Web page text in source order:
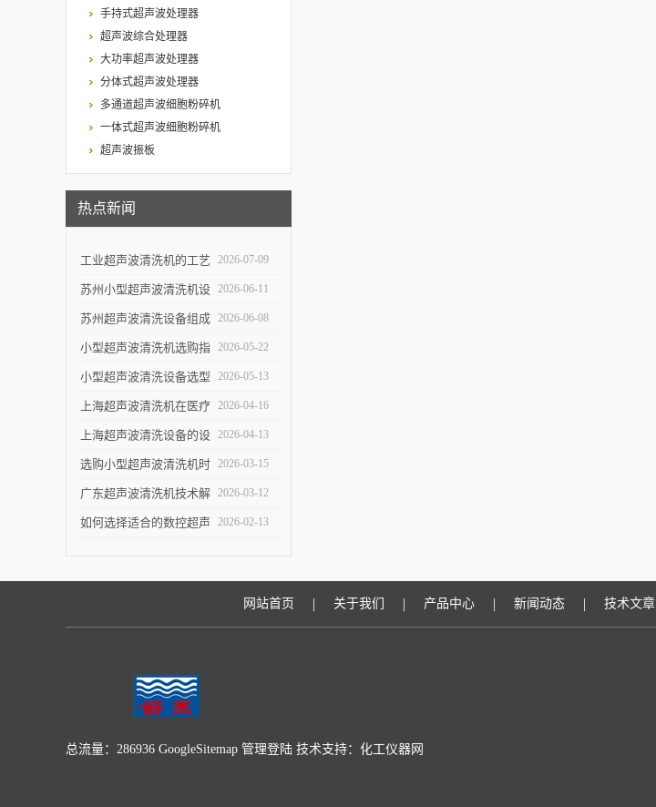
手持式超声波处理器
超声波综合处理器
大功率超声波处理器
分体式超声波处理器
多通道超声波细胞粉碎机
一体式超声波细胞粉碎机
超声波振板
热点新闻
工业超声波清洗机的工艺
设计与清洗效率提升
2026-07-09
苏州小型超声波清洗机设
计特点与实验室便携使用
优势
2026-06-11
苏州超声波清洗设备组成
结构与自动化清洗流程解
析
2026-06-08
小型超声波清洗机选购指
南：5个关键参数决定清
洁效果
2026-05-22
小型超声波清洗设备选型
指南：关键参数与实验
室/工业场景适配要点
2026-05-13
上海超声波清洗机在医疗
设备清洗中的应用
2026-04-16
上海超声波清洗设备的设
计优化与技术进展
2026-04-13
选购小型超声波清洗机时
的五个关键指标
2026-03-15
广东超声波清洗机技术解
析：原理与优势
2026-03-12
如何选择适合的数控超声 2026-02-13
网站首页 | 关于我们 | 产品中心 | 新闻动态 | 技术文章
总流量：286936 GoogleSitemap 管理登陆 技术支持： 化工仪器网